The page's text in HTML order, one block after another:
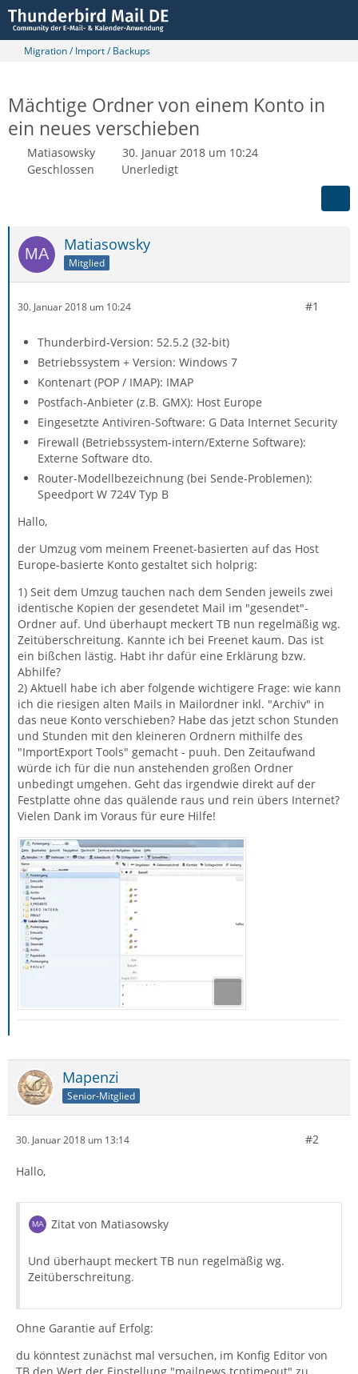
Migration / Import / Backups
Mächtige Ordner von einem Konto in
ein neues verschieben
Matiasowsky
30. Januar 2018 um 10:24
Geschlossen
Unerledigt
Matiasowsky
Mitglied
30. Januar 2018 um 10:24 #1
Thunderbird-Version: 52.5.2 (32-bit)
Betriebssystem + Version: Windows 7
Kontenart (POP / IMAP): IMAP
Postfach-Anbieter (z.B. GMX): Host Europe
Eingesetzte Antiviren-Software: G Data Internet Security
Firewall (Betriebssystem-intern/Externe Software):
Externe Software dto.
Router-Modellbezeichnung (bei Sende-Problemen):
Speedport W 724V Typ B
Hallo,
der Umzug vom meinem Freenet-basierten auf das Host
Europe-basierte Konto gestaltet sich holprig:
1) Seit dem Umzug tauchen nach dem Senden jeweils zwei
identische Kopien der gesendetet Mail im "gesendet"-
Ordner auf. Und überhaupt meckert TB nun regelmäßig wg.
Zeitüberschreitung. Kannte ich bei Freenet kaum. Das ist
ein bißchen lästig. Habt ihr dafür eine Erklärung bzw.
Abhilfe?
2) Aktuell habe ich aber folgende wichtigere Frage: wie kann
ich die riesigen alten Mails in Mailordner inkl. "Archiv" in
das neue Konto verschieben? Habe das jetzt schon Stunden
und Stunden mit den kleineren Ordnern mithilfe des
"ImportExport Tools" gemacht - puuh. Den Zeitaufwand
würde ich für die nun anstehenden großen Ordner
unbedingt umgehen. Geht das irgendwie direkt auf der
Festplatte ohne das quälende raus und rein übers Internet?
Vielen Dank im Voraus für eure Hilfe!
Mapenzi
Senior-Mitglied
30. Januar 2018 um 13:14 #2
Hallo,
Zitat von Matiasowsky
Und überhaupt meckert TB nun regelmäßig wg.
Zeitüberschreitung.
Ohne Garantie auf Erfolg:
du könntest zunächst mal versuchen, im Konfig Editor von